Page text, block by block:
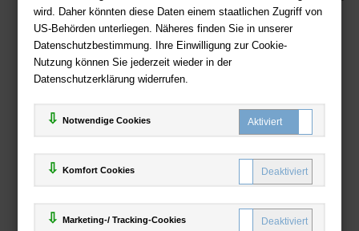
wird. Daher könnten diese Daten einem staatlichen Zugriff von
US-Behörden unterliegen. Näheres finden Sie in unserer
Datenschutzbestimmung. Ihre Einwilligung zur Cookie-
Nutzung können Sie jederzeit wieder in der
Datenschutzerklärung widerrufen.
Notwendige Cookies
Komfort Cookies
Marketing-/ Tracking-Cookies
Zahlweisen